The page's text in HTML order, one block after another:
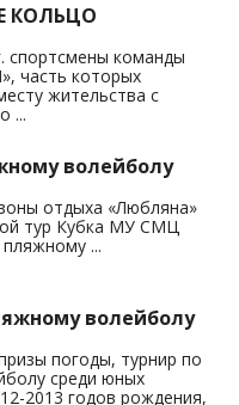
КОЛЬЦО
спортсмены команды
часть которых
жительства с
...
волейболу
отдыха «Любляна»
тур Кубка МУ СМЦ
...
волейболу
погоды, турнир по
среди юных
2013 годов рождения,